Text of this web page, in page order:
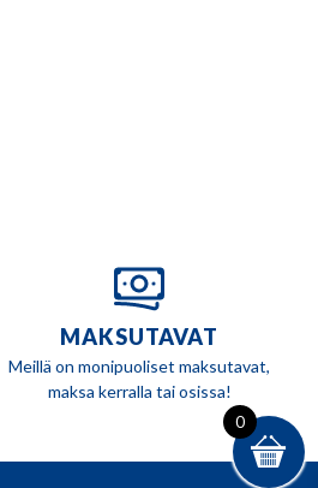
MAKSUTAVAT
Meillä on monipuoliset maksutavat,
maksa kerralla tai osissa!
0